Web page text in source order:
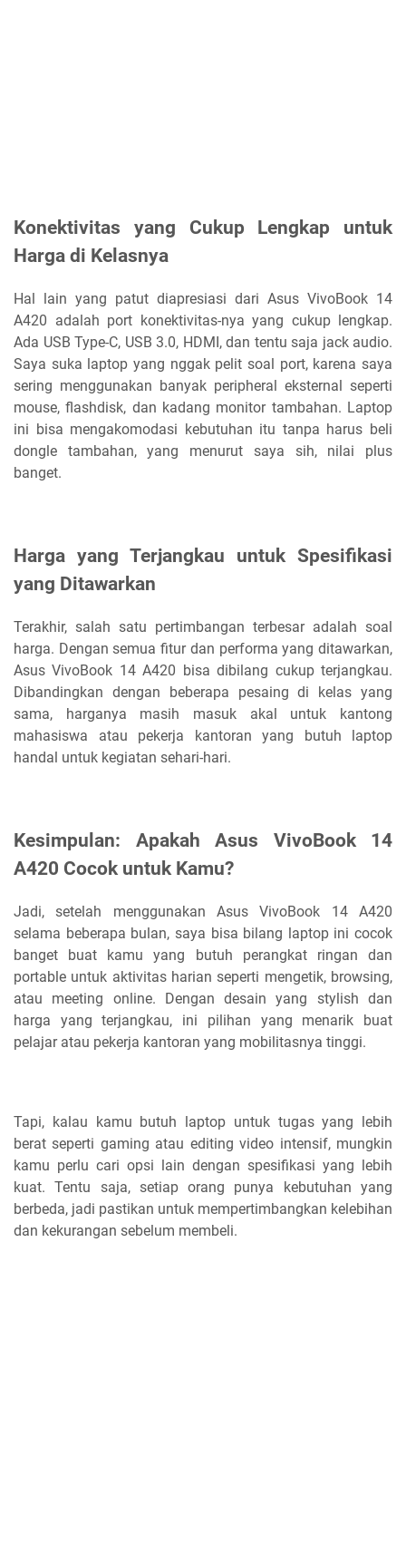
Konektivitas yang Cukup Lengkap untuk
Harga di Kelasnya
Hal lain yang patut diapresiasi dari Asus VivoBook 14
A420 adalah port konektivitas-nya yang cukup lengkap.
Ada USB Type-C, USB 3.0, HDMI, dan tentu saja jack audio.
Saya suka laptop yang nggak pelit soal port, karena saya
sering menggunakan banyak peripheral eksternal seperti
mouse, flashdisk, dan kadang monitor tambahan. Laptop
ini bisa mengakomodasi kebutuhan itu tanpa harus beli
dongle tambahan, yang menurut saya sih, nilai plus
banget.
Harga yang Terjangkau untuk Spesifikasi
yang Ditawarkan
Terakhir, salah satu pertimbangan terbesar adalah soal
harga. Dengan semua fitur dan performa yang ditawarkan,
Asus VivoBook 14 A420 bisa dibilang cukup terjangkau.
Dibandingkan dengan beberapa pesaing di kelas yang
sama, harganya masih masuk akal untuk kantong
mahasiswa atau pekerja kantoran yang butuh laptop
handal untuk kegiatan sehari-hari.
Kesimpulan: Apakah Asus VivoBook 14
A420 Cocok untuk Kamu?
Jadi, setelah menggunakan Asus VivoBook 14 A420
selama beberapa bulan, saya bisa bilang laptop ini cocok
banget buat kamu yang butuh perangkat ringan dan
portable untuk aktivitas harian seperti mengetik, browsing,
atau meeting online. Dengan desain yang stylish dan
harga yang terjangkau, ini pilihan yang menarik buat
pelajar atau pekerja kantoran yang mobilitasnya tinggi.
Tapi, kalau kamu butuh laptop untuk tugas yang lebih
berat seperti gaming atau editing video intensif, mungkin
kamu perlu cari opsi lain dengan spesifikasi yang lebih
kuat. Tentu saja, setiap orang punya kebutuhan yang
berbeda, jadi pastikan untuk mempertimbangkan kelebihan
dan kekurangan sebelum membeli.